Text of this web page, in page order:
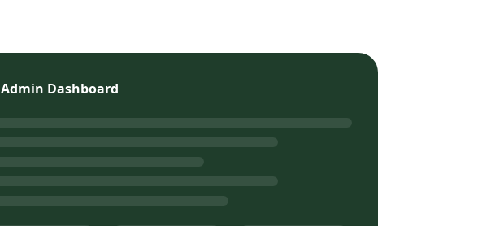
Admin Dashboard